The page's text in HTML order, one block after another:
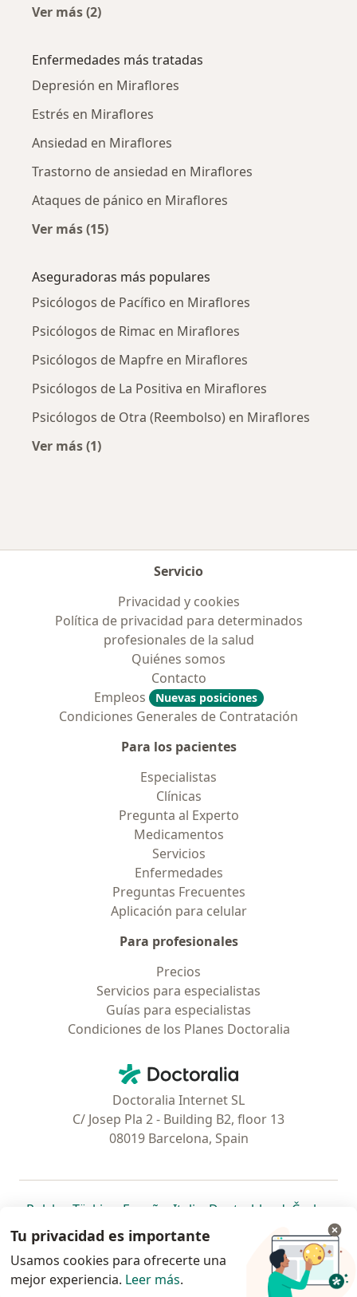
Ver más (2)
Enfermedades más tratadas
Depresión en Miraflores
Estrés en Miraflores
Ansiedad en Miraflores
Trastorno de ansiedad en Miraflores
Ataques de pánico en Miraflores
Ver más (15)
Aseguradoras más populares
Psicólogos de Pacífico en Miraflores
Psicólogos de Rimac en Miraflores
Psicólogos de Mapfre en Miraflores
Psicólogos de La Positiva en Miraflores
Psicólogos de Otra (Reembolso) en Miraflores
Ver más (1)
Servicio
Privacidad y cookies
Política de privacidad para determinados
profesionales de la salud
Quiénes somos
Contacto
Empleos
Nuevas posiciones
Condiciones Generales de Contratación
Para los pacientes
Especialistas
Clínicas
Pregunta al Experto
Medicamentos
Servicios
Enfermedades
Preguntas Frecuentes
Aplicación para celular
Para profesionales
Precios
Servicios para especialistas
Guías para especialistas
Condiciones de los Planes Doctoralia
Doctoralia - Página de inicio
Doctoralia Internet SL
C/ Josep Pla 2 - Building B2, floor 13
08019 Barcelona, Spain
Polska se abre en una nueva pestaña
Türkiye se abre en una nueva pestaña
España se abre en una nueva pestaña
Italia se abre en una nueva
Deutschlandse abre en
Česko
Portugal
se abre en una nueva pestaña
México se abre en una nueva pestaña
Chile se abre en una nueva pestaña
Brasil se abre en una nueva
se abre en
se
se abre en una nueva
www.doctoralia.pe © 2026 - Encuentra tu
Tu privacidad es importante
Usamos cookies para ofrecerte una
mejor experiencia. Leer más.